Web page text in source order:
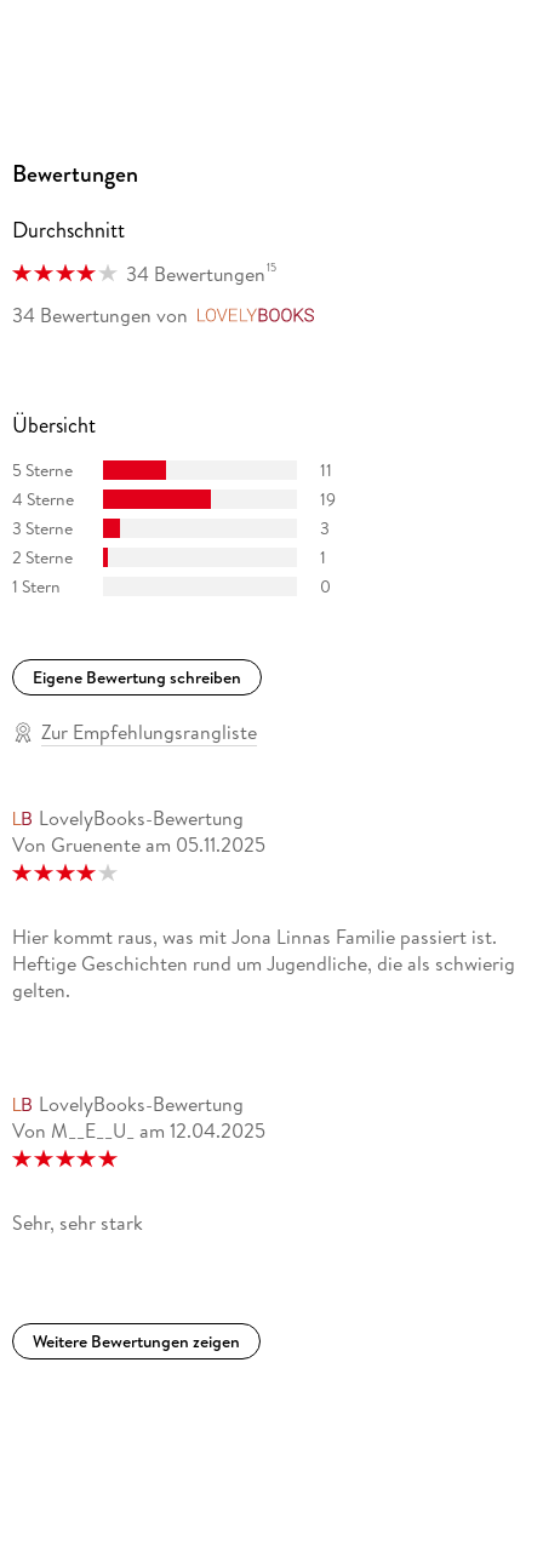
GTIN
Bewertungen
Durchschnitt
34 Bewertungen15
34 Bewertungen von
Übersicht
5 Sterne
11
4 Sterne
19
3 Sterne
3
2 Sterne
1
1 Stern
0
Eigene Bewertung schreiben
Zur Empfehlungsrangliste
LovelyBooks-Bewertung
Von Gruenente am 05.11.2025
Hier kommt raus, was mit Jona Linnas Familie passiert ist.
Heftige Geschichten rund um Jugendliche, die als schwierig
gelten.
LovelyBooks-Bewertung
Von M__E__U_ am 12.04.2025
Sehr, sehr stark
Weitere Bewertungen zeigen